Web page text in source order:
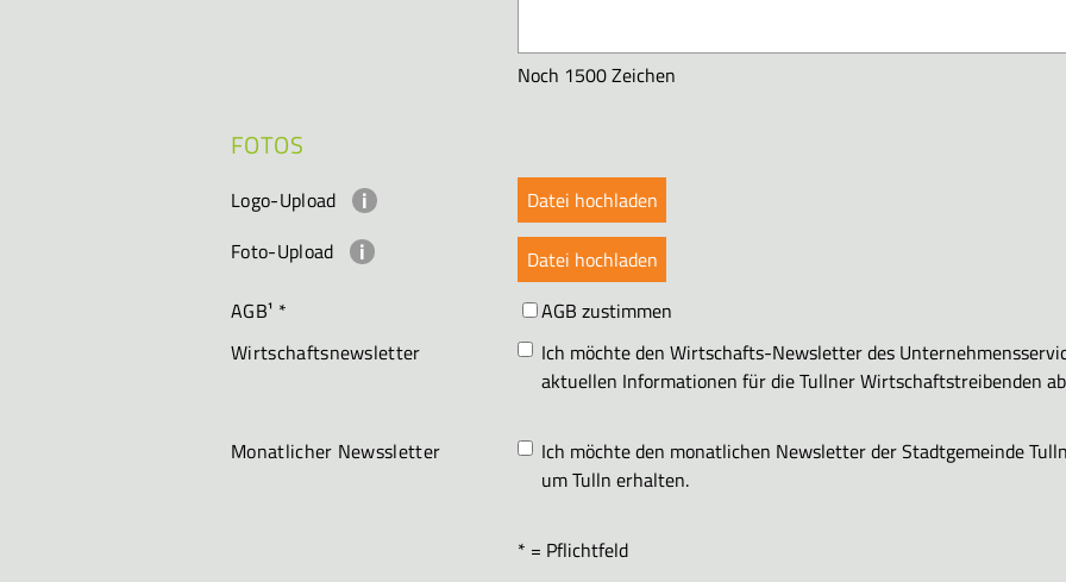
Noch 1500 Zeichen
FOTOS
Logo-Upload
Datei hochladen
Foto-Upload
Datei hochladen
AGB¹ *
AGB zustimmen
Wirtschaftsnewsletter
Ich möchte den Wirtschafts-Newsletter des
aktuellen Informationen für die Tullner Wirtschaftstreibenden
Monatlicher Newssletter
Ich möchte den monatlichen Newsletter der Stadtgemeinde
um Tulln erhalten.
* = Pflichtfeld